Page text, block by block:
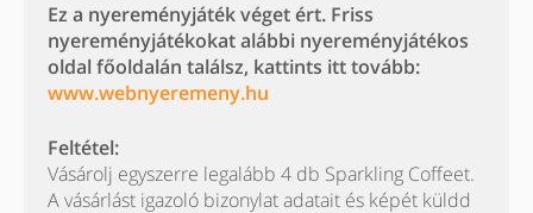
Ez a nyereményjáték véget ért. Friss
nyereményjátékokat alábbi nyereményjátékos
oldal főoldalán találsz, kattints itt tovább:
www.webnyeremeny.hu
Feltétel:
Vásárolj egyszerre legalább 4 db Sparkling Coffeet.
A vásárlást igazoló bizonylat adatait és képét küldd